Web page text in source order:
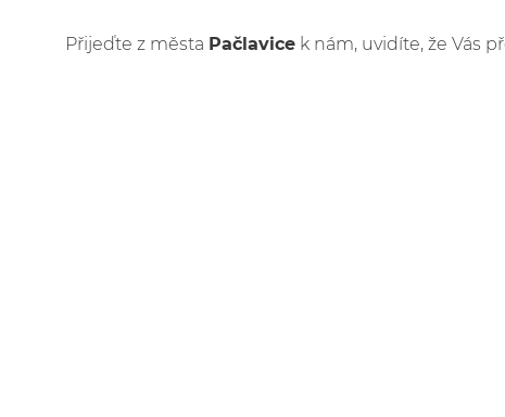
Přijeďte z města Pačlavice k nám, uvidíte, že Vás